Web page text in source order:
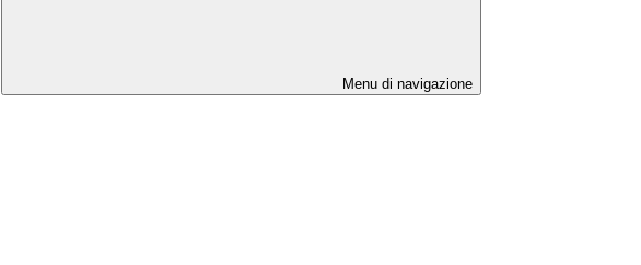
Menu di navigazione